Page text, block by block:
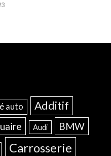
auto Additif
Audi BMW
Carrosserie